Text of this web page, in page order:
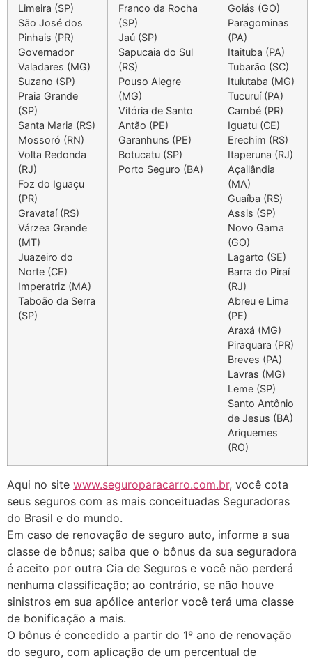
Limeira (SP)
São José dos
Pinhais (PR)
Governador
Valadares (MG)
Suzano (SP)
Praia Grande
(SP)
Santa Maria (RS)
Mossoró (RN)
Volta Redonda
(RJ)
Foz do Iguaçu
(PR)
Gravataí (RS)
Várzea Grande
(MT)
Juazeiro do
Norte (CE)
Imperatriz (MA)
Taboão da Serra
(SP)
Franco da Rocha
(SP)
Jaú (SP)
Sapucaia do Sul
(RS)
Pouso Alegre
(MG)
Vitória de Santo
Antão (PE)
Garanhuns (PE)
Botucatu (SP)
Porto Seguro (BA)
Goiás (GO)
Paragominas
(PA)
Itaituba (PA)
Tubarão (SC)
Ituiutaba (MG)
Tucuruí (PA)
Cambé (PR)
Iguatu (CE)
Erechim (RS)
Itaperuna (RJ)
Açailândia
(MA)
Guaíba (RS)
Assis (SP)
Novo Gama
(GO)
Lagarto (SE)
Barra do Piraí
(RJ)
Abreu e Lima
(PE)
Araxá (MG)
Piraquara (PR)
Breves (PA)
Lavras (MG)
Leme (SP)
Santo Antônio
de Jesus (BA)
Ariquemes
(RO)
Aqui no site www.seguroparacarro.com.br, você cota
seus seguros com as mais conceituadas Seguradoras
do Brasil e do mundo.
Em caso de renovação de seguro auto, informe a sua
classe de bônus; saiba que o bônus da sua seguradora
é aceito por outra Cia de Seguros e você não perderá
nenhuma classificação; ao contrário, se não houve
sinistros em sua apólice anterior você terá uma classe
de bonificação a mais.
O bônus é concedido a partir do 1º ano de renovação
do seguro, com aplicação de um percentual de